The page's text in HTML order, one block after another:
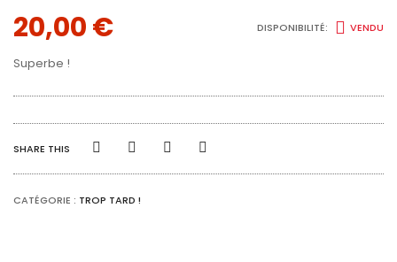
20,00€ DISPONIBILITÉ: VENDU
Superbe !
SHARE THIS
CATÉGORIE : TROP TARD !